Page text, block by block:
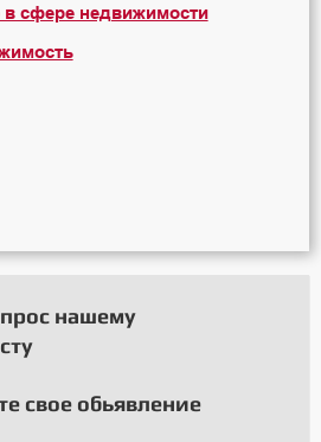
в сфере недвижимости
нашему
свое обьявление